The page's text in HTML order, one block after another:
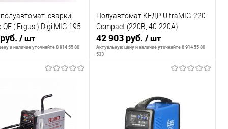
сварки,
QE ( Ergus ) Digi MIG 195
/ шт
и наличие уточняйте 8 914 55 80
В корзину
Полуавтомат КЕДР UltraMIG-220
Compact (220В, 40-220А)
42 903 руб./ шт
Актуальную цену и наличие уточняйте 8 914 55 80
533
К сравнению